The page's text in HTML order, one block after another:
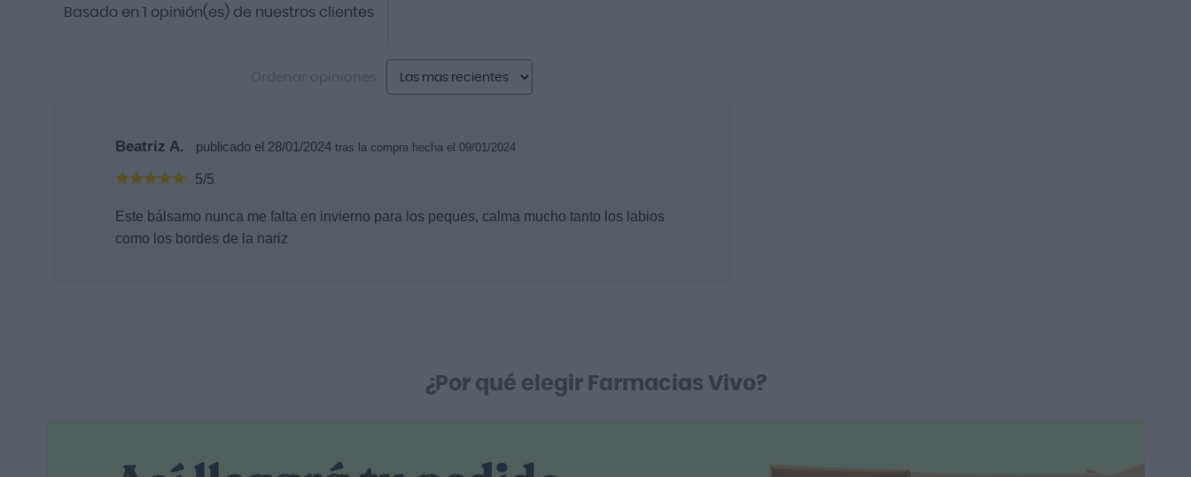
Basado en 1 opinión(es) de nuestros clientes
Ordenar opiniones :
Beatriz A. publicado el 28/01/2024 tras la compra hecha el 09/01/2024
5/5
Este bálsamo nunca me falta en invierno para los peques, calma mucho tanto los labios
como los bordes de la nariz
¿Por qué elegir Farmacias Vivo?